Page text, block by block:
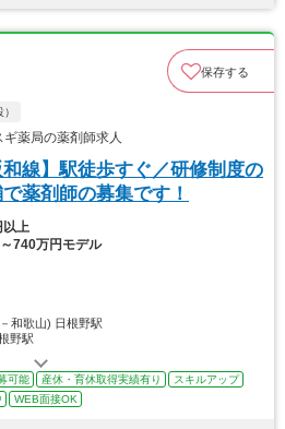
保存する
薬局の薬剤師求人
和線】駅徒歩すぐ／研修制度の
薬剤師の募集です！
以上
740万円モデル
和歌山) 日根野駅
野駅
可能 産休・育休取得実績有り
スキルアップ
WEB面接OK